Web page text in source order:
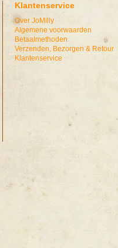
Klantenservice
Over JoMilly
Algemene voorwaarden
Betaalmethoden
Verzenden, Bezorgen & Retour
Klantenservice